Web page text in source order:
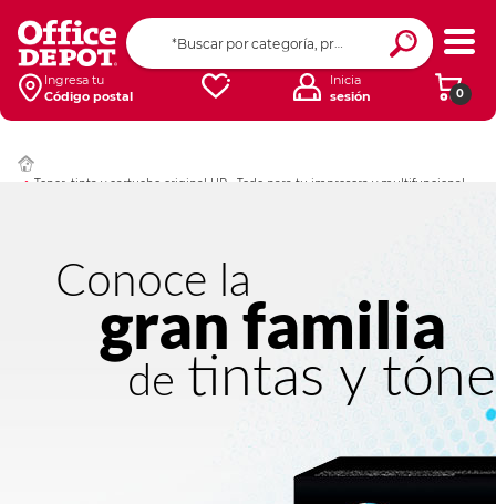
Ingresa tu
Código postal
0
Inicia
sesión
Toner, tinta y cartucho original HP.- Todo para tu impresora y multifuncional.
Conoce la
gran familia
de tintas y